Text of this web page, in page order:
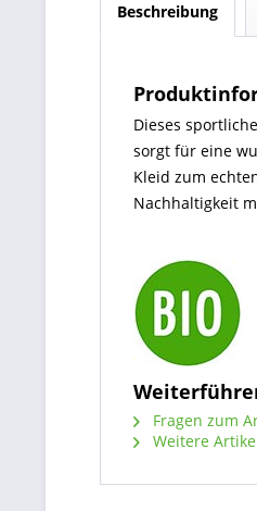
Beschreibung
Dieses sportliche
sorgt für eine
Kleid zum
Nachhaltigkeit
Fragen zum
Weitere